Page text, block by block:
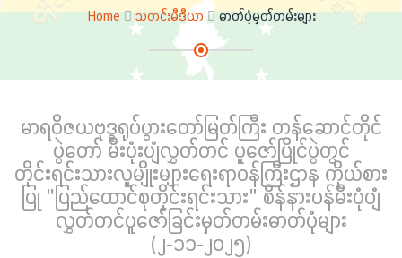
Home သတင်းမီဒီယာ ဓာတ်ပုံမှတ်တမ်းများ
မာရဝိဇယဗုဒ္ဓရုပ်ပွားတော်မြတ်ကြီး တန်ဆောင်တိုင်
ပွဲတော် မီးပုံးပျံလွှတ်တင် ပူဇော်ပြိုင်ပွဲတွင်
တိုင်းရင်းသားလူမျိုးများရေးရာဝန်ကြီးဌာန ကိုယ်စား
ပြု "ပြည်ထောင်စုတိုင်းရင်းသား" စိန်နားပန်မီးပုံပျံ
လွှတ်တင်ပူဇော်ခြင်းမှတ်တမ်းဓာတ်ပုံများ
(၂-၁၁-၂၀၂၅)